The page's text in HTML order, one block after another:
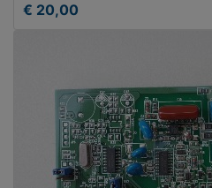
€ 20,00